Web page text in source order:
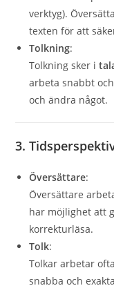
verktyg).
texten för att
Tolkning:
Tolkning sker i
arbeta snabbt
och ändra något.
3.
Översättare:
Översättare
har möjlighet att
korrekturläsa.
Tolk:
Tolkar arbetar
snabba och